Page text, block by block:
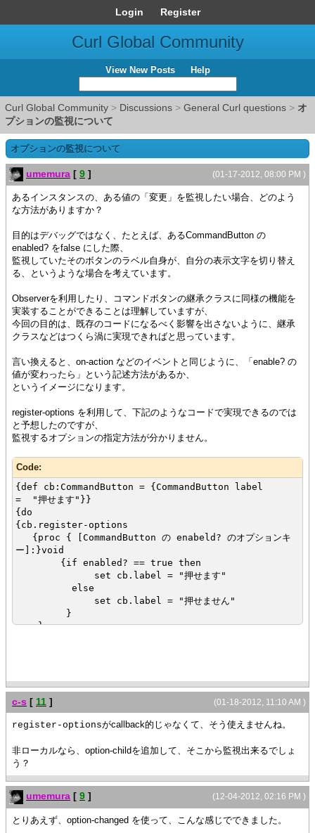
Login Register
Curl Global Community
View New Posts Help
Curl Global Community > Discussions > General Curl questions > オ
プションの監視について
オプションの監視について
(01-17-2012, 08:00 PM )
umemura [ 9 ]
あるインスタンスの、ある値の「変更」を監視したい場合、どのよう
な方法がありますか？
目的はデバッグではなく、たとえば、あるCommandButton の
enabled? をfalse にした際、
監視していたそのボタンのラベル自身が、自分の表示文字を切り替え
る、というような場合を考えています。
Observerを利用したり、コマンドボタンの継承クラスに同様の機能を
実装することができることは理解していますが、
今回の目的は、既存のコードになるべく影響を出さないように、継承
クラスなどはつくら渦に実現できればと思っています。
言い換えると、on-action などのイベントと同じように、「enable? の
値が変わったら」という記述方法があるか、
というイメージになります。
register-options を利用して、下記のようなコードで実現できるのでは
と予想したのですが、
監視するオプションの指定方法が分かりません。
Code:
{def cb:CommandButton = {CommandButton label
= "押せます"}}
{do
{cb.register-options
{proc { [CommandButton の enabeld? のオプションキ
ー]:}void
{if enabled? == true then
set cb.label = "押せます"
else
set cb.label = "押せません"
}
}
{on ValueChanged at chb:CheckButton do
set cb.enabled? = chb.value
}
}
(01-18-2012, 11:10 AM )
c-s [ 11 ]
register-optionsがcallback的じゃなくて、そう使えませんね。
非ローカルなら、option-childを追加して、そこから監視出来るでしょ
う？
(12-04-2012, 02:16 PM )
umemura [ 9 ]
とりあえず、option-changed を使って、こんな感じでできました。